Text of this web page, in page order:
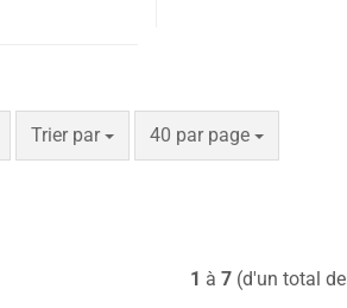
Trier par
Trier par 40 par page
par page
1 à 7(d'un total de